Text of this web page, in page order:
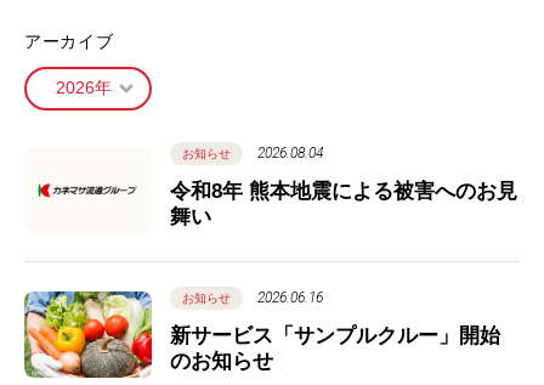
アーカイブ
お知らせ 2026.08.04
令和8年 熊本地震による被害へのお見
舞い
お知らせ 2026.06.16
新サービス「サンプルクルー」開始
のお知らせ